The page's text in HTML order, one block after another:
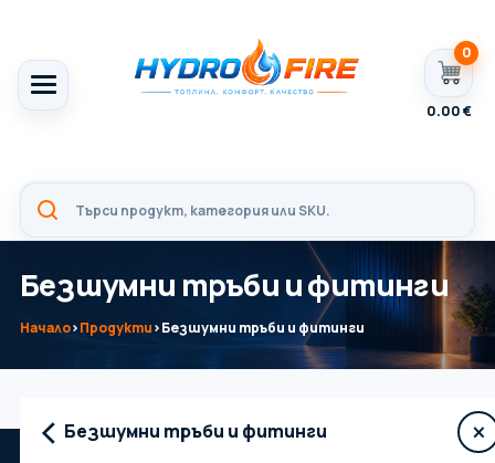
0.00€
0
Безшумни тръби и фитинги
Начало›Продукти›Безшумни тръби и фитинги
‹ Безшумни тръби и фитинги ×